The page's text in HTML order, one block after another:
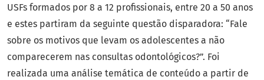
USFs formados por 8 a 12 profissionais, entre 20 a 50 anos
e estes partiram da seguinte questão disparadora: “Fale
sobre os motivos que levam os adolescentes a não
comparecerem nas consultas odontológicos?”. Foi
realizada uma análise temática de conteúdo a partir de